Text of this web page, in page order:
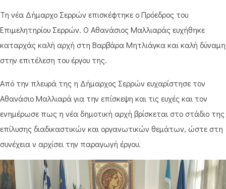
Τη νέα Δήμαρχο Σερρών επισκέφτηκε ο Πρόεδρος του
Επιμελητηρίου Σερρών. Ο Αθανάσιος Μαλλιαράς ευχήθηκε
καταρχάς καλή αρχή στη Βαρβάρα Μητλιάγκα και καλή δύναμη
στην επιτέλεση του έργου της.
Από την πλευρά της η Δήμαρχος Σερρών ευχαρίστησε τον
Αθανάσιο Μαλλιαρά για την επίσκεψη και τις ευχές και τον
ενημέρωσε πως η νέα δημοτική αρχή βρίσκεται στο στάδιο της
επίλυσης διαδικαστικών και οργανωτικών θεμάτων, ώστε στη
συνέχεια ν αρχίσει την παραγωγή έργου.